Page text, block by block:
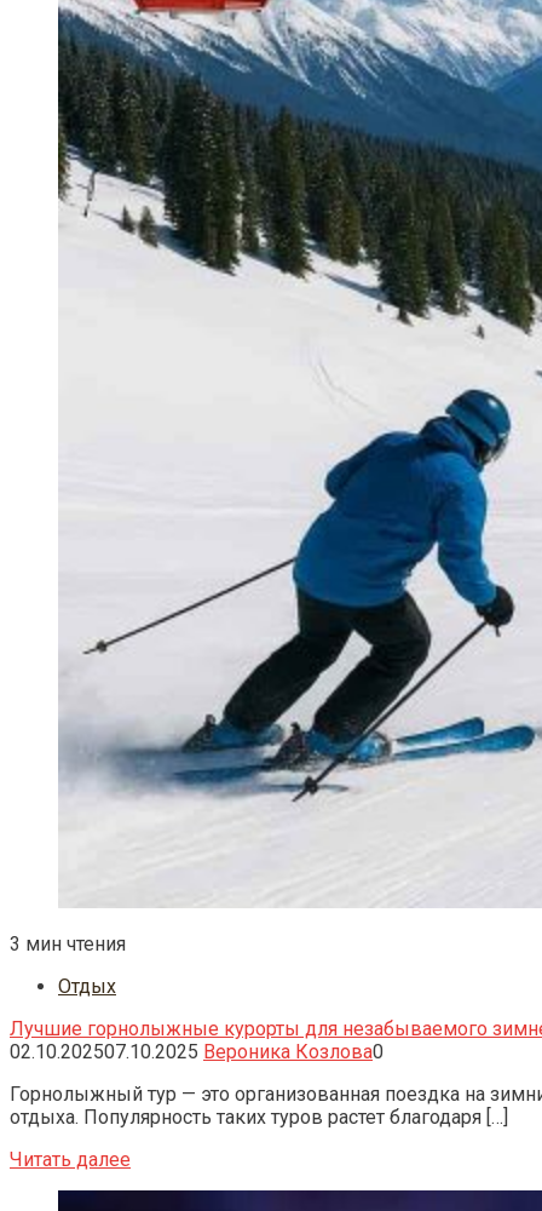
3 мин чтения
Отдых
Лучшие горнолыжные курорты для незабываемого
02.10.202507.10.2025 Вероника Козлова0
Горнолыжный тур — это организованная поездка на
отдыха. Популярность таких туров растет благодаря […]
Читать далее